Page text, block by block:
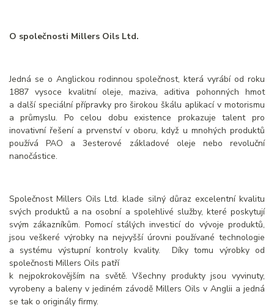
O společnosti Millers Oils Ltd.
Jedná se o Anglickou rodinnou společnost, která vyrábí od roku
1887 vysoce kvalitní oleje, maziva, aditiva pohonných hmot
a další speciální přípravky pro širokou škálu aplikací v motorismu
a průmyslu. Po celou dobu existence prokazuje talent pro
inovativní řešení a prvenství v oboru, když u mnohých produktů
používá PAO a 3esterové základové oleje nebo revoluční
nanočástice.
Společnost Millers Oils Ltd. klade silný důraz excelentní kvalitu
svých produktů a na osobní a spolehlivé služby, které poskytují
svým zákazníkům. Pomocí stálých investicí do vývoje produktů,
jsou veškeré výrobky na nejvyšší úrovni používané technologie
a systému výstupní kontroly kvality. Díky tomu výrobky od
společnosti Millers Oils patří
k nejpokrokovějším na světě. Všechny produkty jsou vyvinuty,
vyrobeny a baleny v jediném závodě Millers Oils v Anglii a jedná
se tak o originály firmy.